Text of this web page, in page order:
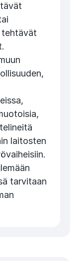
laitosten
tarvitaan